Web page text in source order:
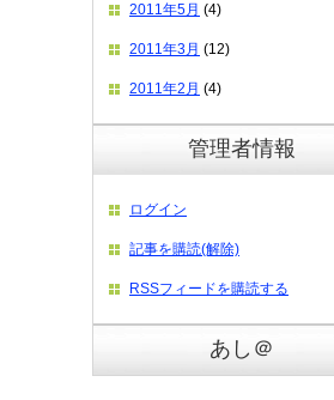
2011年5月 (4)
2011年3月 (12)
2011年2月 (4)
管理者情報
ログイン
記事を購読(解除)
RSSフィードを購読する
あし＠